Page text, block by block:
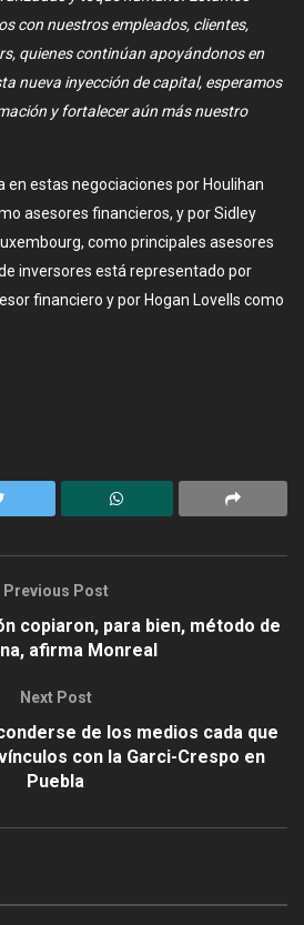
con nuestros empleados, clientes,
quienes continúan apoyándonos en
nueva inyección de capital, esperamos
y fortalecer aún más nuestro
estas negociaciones por Houlihan
asesores financieros, y por Sidley
como principales asesores
inversores está representado por
financiero y por Hogan Lovells como
Previous Post
copiaron, para bien, método de
afirma Monreal
Next Post
de los medios cada que
con la Garci-Crespo en
Puebla